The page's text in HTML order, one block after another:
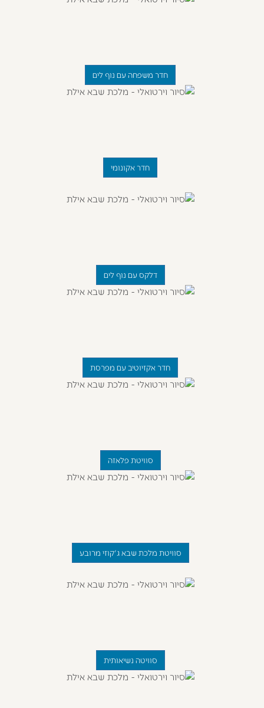
חדר משפחה עם נוף לים
חדר אקונומי
דלקס עם נוף לים
חדר אקזיוטיב עם מפרסת
סוויטת פלאזה
סוויטת מלכת שבא ג'קוזי מרובע
סוויטה נשיאותית